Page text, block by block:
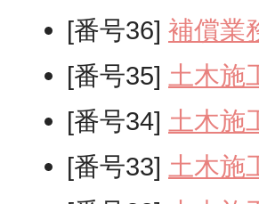
[番号36] 補償業
[番号35] 土木施
[番号34] 土木施
[番号33] 土木施